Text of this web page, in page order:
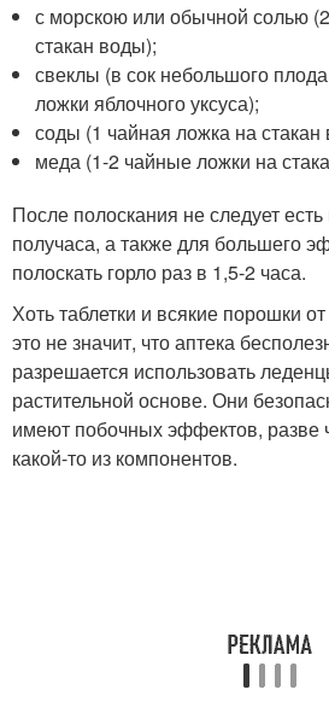
с морскою или обычной солью
стакан воды);
свеклы (в сок небольшого
ложки яблочного уксуса);
соды (1 чайная ложка на стакан
меда (1-2 чайные ложки на
После полоскания не следует
получаса, а также для большего
полоскать горло раз в 1,5-2 часа.
Хоть таблетки и всякие порошки
это не значит, что аптека
разрешается использовать
растительной основе. Они
имеют побочных эффектов, разве
какой-то из компонентов.